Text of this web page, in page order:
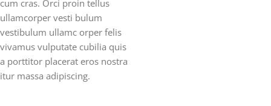
cum cras. Orci proin tellus
ullamcorper vesti bulum
vestibulum ullamc orper felis
vivamus vulputate cubilia quis
a porttitor placerat eros nostra
itur massa adipiscing.